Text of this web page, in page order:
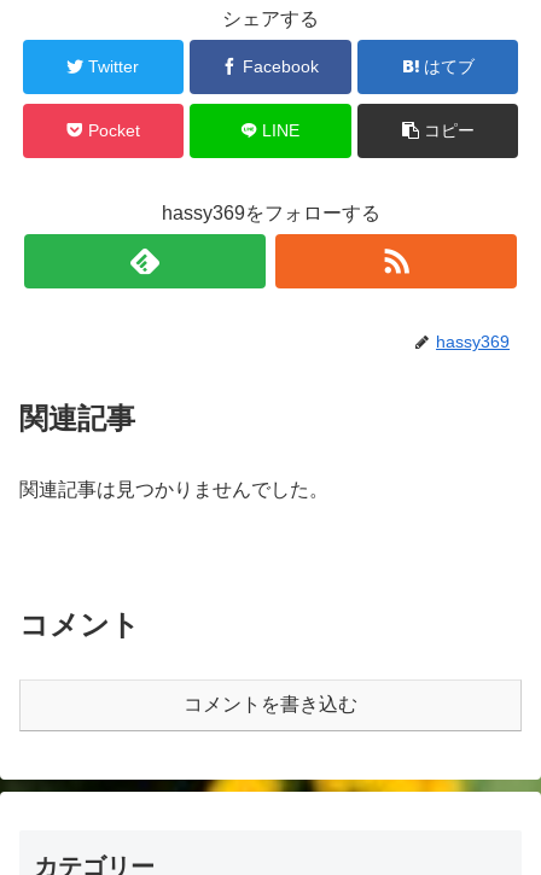
シェアする
Twitter Facebook はてブ
Pocket LINE コピー
hassy369をフォローする
hassy369
関連記事
関連記事は見つかりませんでした。
コメント
コメントを書き込む
カテゴリー